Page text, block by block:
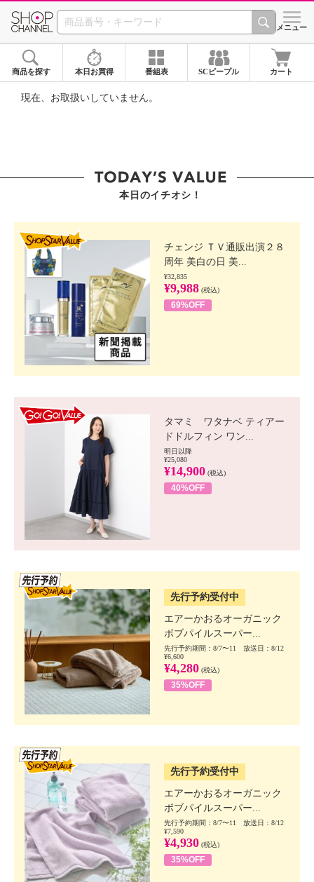
SHOP CHANNEL ショッ
メニュー
商品を探す 本日お買得 番組表 SCピープル カート
現在、お取扱いしていません。
本日のイチオシ！
チェンジ ＴＶ通販出演２８
周年 美白の日 美...
¥32,835
¥9,988 (税込)
69%OFF
タマミ ワタナベ ティアー
ドドルフィン ワン...
明日以降
¥25,080
¥14,900 (税込)
40%OFF
先行予約受付中
エアーかおるオーガニック
ボブパイルスーパー...
先行予約期間：8/7〜11 放送日：8/12
¥6,600
¥4,280 (税込)
35%OFF
先行予約受付中
エアーかおるオーガニック
ボブパイルスーパー...
先行予約期間：8/7〜11 放送日：8/12
¥7,590
¥4,930 (税込)
35%OFF